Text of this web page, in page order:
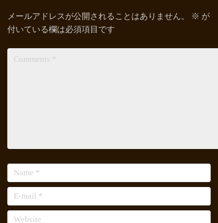
メールアドレスが公開されることはありません。 ※ が
付いている欄は必須項目です